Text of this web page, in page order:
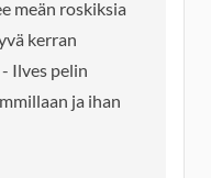
meän roskiksia
kerran
Ilves pelin
ja ihan